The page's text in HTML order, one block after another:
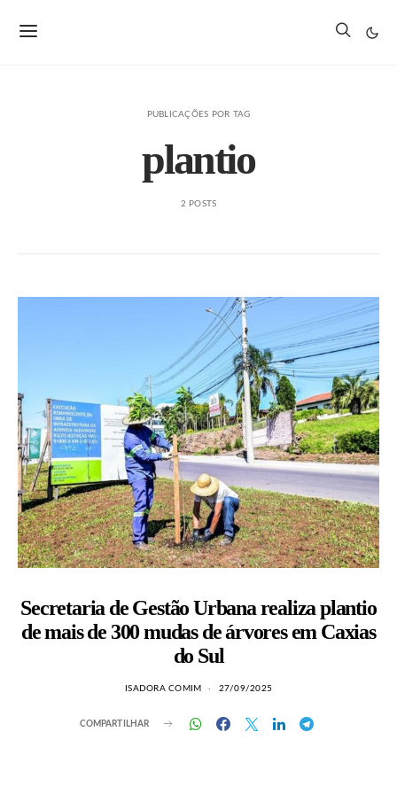
PUBLICAÇÕES POR TAG
plantio
2 POSTS
Secretaria de Gestão Urbana realiza plantio
de mais de 300 mudas de árvores em Caxias
do Sul
ISADORA COMIM 27/09/2025
COMPARTILHAR